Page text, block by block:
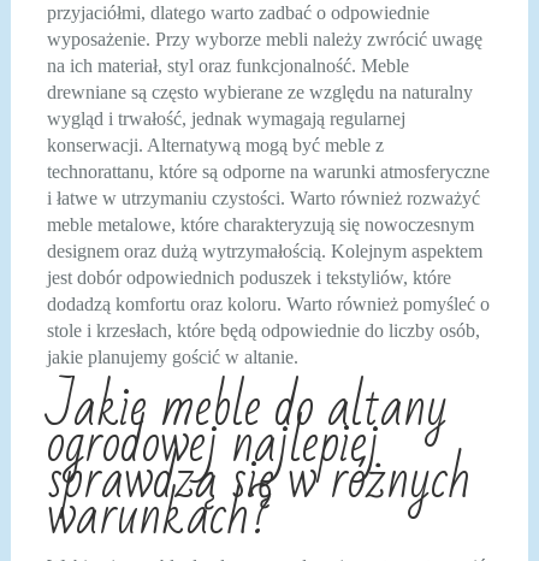
przyjaciółmi, dlatego warto zadbać o odpowiednie
wyposażenie. Przy wyborze mebli należy zwrócić uwagę
na ich materiał, styl oraz funkcjonalność. Meble
drewniane są często wybierane ze względu na naturalny
wygląd i trwałość, jednak wymagają regularnej
konserwacji. Alternatywą mogą być meble z
technorattanu, które są odporne na warunki atmosferyczne
i łatwe w utrzymaniu czystości. Warto również rozważyć
meble metalowe, które charakteryzują się nowoczesnym
designem oraz dużą wytrzymałością. Kolejnym aspektem
jest dobór odpowiednich poduszek i tekstyliów, które
dodadzą komfortu oraz koloru. Warto również pomyśleć o
stole i krzesłach, które będą odpowiednie do liczby osób,
jakie planujemy gościć w altanie.
Jakie meble do altany
ogrodowej najlepiej
sprawdzą się w różnych
warunkach?